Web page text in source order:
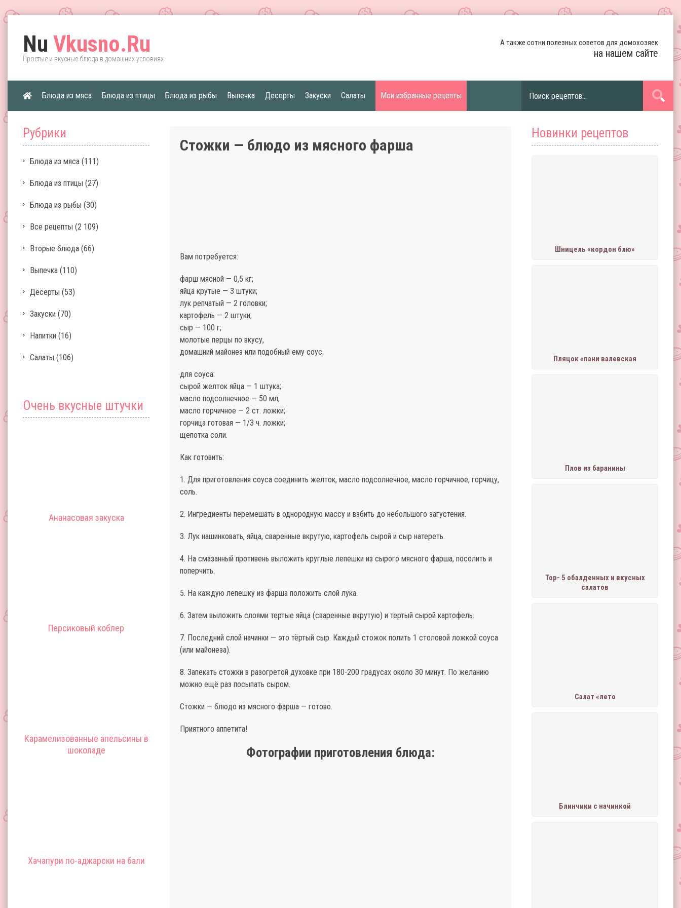
Nu Vkusno.Ru
Простые и вкусные блюда в домашних условиях
А также сотни полезных советов для домохозяек
на нашем сайте
Блюда из мяса Блюда из птицы Блюда из рыбы Выпечка Десерты Закуски Салаты Мои избранные рецепты
Рубрики
Блюда из мяса (111)
Блюда из птицы (27)
Блюда из рыбы (30)
Все рецепты (2 109)
Вторые блюда (66)
Выпечка (110)
Десерты (53)
Закуски (70)
Напитки (16)
Салаты (106)
Очень вкусные штучки
Ананасовая закуска
Персиковый коблер
Карамелизованные апельсины в
шоколаде
Хачапури по-аджарски на бали
Новинки рецептов
Шницель «кордон блю»
Пляцок «пани валевская
Плов из баранины
Тор- 5 обалденных и вкусных
салатов
Салат «лето
Блинчики с начинкой
Стожки — блюдо из мясного фарша
Вам потребуется:
фарш мясной — 0,5 кг;
яйца крутые — 3 штуки;
лук репчатый — 2 головки;
картофель — 2 штуки;
сыр — 100 г;
молотые перцы по вкусу,
домашний майонез или подобный ему соус.
для соуса:
сырой желток яйца — 1 штука;
масло подсолнечное — 50 мл;
масло горчичное — 2 ст. ложки;
горчица готовая — 1/3 ч. ложки;
щепотка соли.
Как готовить:
1. Для приготовления соуса соединить желток, масло подсолнечное, масло горчичное, горчицу,
соль.
2. Ингредиенты перемешать в однородную массу и взбить до небольшого загустения.
3. Лук нашинковать, яйца, сваренные вкрутую, картофель сырой и сыр натереть.
4. На смазанный противень выложить круглые лепешки из сырого мясного фарша, посолить и
поперчить.
5. На каждую лепешку из фарша положить слой лука.
6. Затем выложить слоями тертые яйца (сваренные вкрутую) и тертый сырой картофель.
7. Последний слой начинки — это тёртый сыр. Каждый стожок полить 1 столовой ложкой соуса
(или майонеза).
8. Запекать стожки в разогретой духовке при 180-200 градусах около 30 минут. По желанию
можно ещё раз посыпать сыром.
Стожки — блюдо из мясного фарша — готово.
Приятного аппетита!
Фотографии приготовления блюда: